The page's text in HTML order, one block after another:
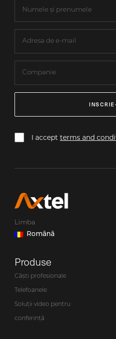
I accept terms and
Limba
Română
Produse
Căști profesionale
Telefoanele
Soluții video pentru
conferință